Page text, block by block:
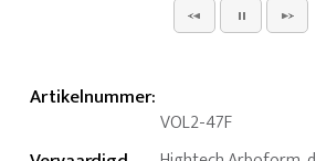
Artikelnummer:
VOL2-47F